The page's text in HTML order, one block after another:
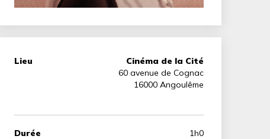
Lieu
Cinéma de la Cité
60 avenue de Cognac
16000 Angoulême
Durée 1h0